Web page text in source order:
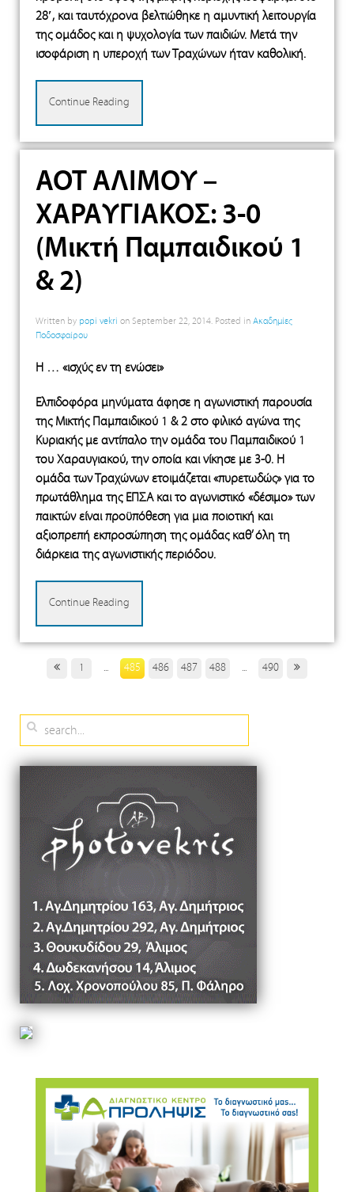
28′, και ταυτόχρονα βελτιώθηκε η αμυντική λειτουργία
της ομάδος και η ψυχολογία των παιδιών. Μετά την
ισοφάριση η υπεροχή των Τραχώνων ήταν καθολική.
Continue Reading
ΑΟΤ ΑΛΙΜΟΥ –
ΧΑΡΑΥΓΙΑΚΟΣ: 3-0
(Μικτή Παμπαιδικού 1
& 2)
Written by popi vekri on September 22, 2014. Posted in Ακαδημίες
Ποδοσφαίρου
Η … «ισχύς εν τη ενώσει»
Ελπιδοφόρα μηνύματα άφησε η αγωνιστική παρουσία
της Μικτής Παμπαιδικού 1 & 2 στο φιλικό αγώνα της
Κυριακής με αντίπαλο την ομάδα του Παμπαιδικού 1
του Χαραυγιακού, την οποία και νίκησε με 3-0. Η
ομάδα των Τραχώνων ετοιμάζεται «πυρετωδώς» για το
πρωτάθλημα της ΕΠΣΑ και το αγωνιστικό «δέσιμο» των
παικτών είναι προϋπόθεση για μια ποιοτική και
αξιοπρεπή εκπροσώπηση της ομάδας καθ’ όλη τη
διάρκεια της αγωνιστικής περιόδου.
Continue Reading
1 ... 485 486 487 488 ... 490